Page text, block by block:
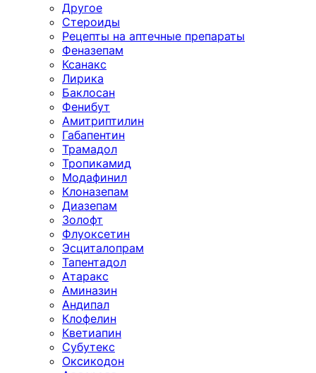
Другое
Стероиды
Рецепты на аптечные препараты
Феназепам
Ксанакс
Лирика
Баклосан
Фенибут
Амитриптилин
Габапентин
Трамадол
Тропикамид
Модафинил
Клоназепам
Диазепам
Золофт
Флуоксетин
Эсциталопрам
Тапентадол
Атаракс
Аминазин
Андипал
Клофелин
Кветиапин
Субутекс
Оксикодон